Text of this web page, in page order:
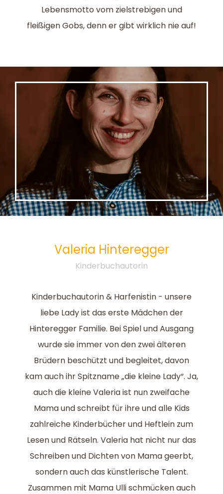
Lebensmotto vom zielstrebigen und
fleißigen Gobs, denn er gibt wirklich nie auf!
Valeria Hinteregger
Kinderbuchautorin
Kinderbuchautorin & Harfenistin - unsere
liebe Lady ist das erste Mädchen der
Hinteregger Familie. Bei Spiel und Ausgang
wurde sie immer von den zwei älteren
Brüdern beschützt und begleitet, davon
kam auch ihr Spitzname „die kleine Lady“. Ja,
auch die kleine Valeria ist nun zweifache
Mama und schreibt für ihre und alle Kids
zahlreiche Kinderbücher und Heftlein zum
Lesen und Rätseln. Valeria hat nicht nur das
Schreiben und Dichten von Mama geerbt,
sondern auch das künstlerische Talent.
Zusammen mit Mama Ulli schmücken auch